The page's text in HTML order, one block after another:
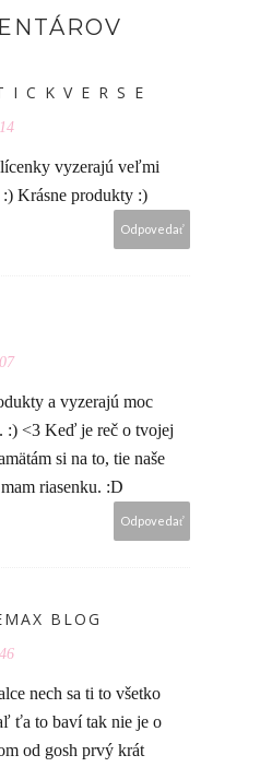
I C K V E R S E
vyzerajú veľmi
Krásne produkty :)
Odpovedať
a vyzerajú moc
:) <3 Keď je reč o tvojej
si na to, tie naše
riasenku. :D
Odpovedať
BLOG
nech sa ti to všetko
ťa to baví tak nie je o
od gosh prvý krát